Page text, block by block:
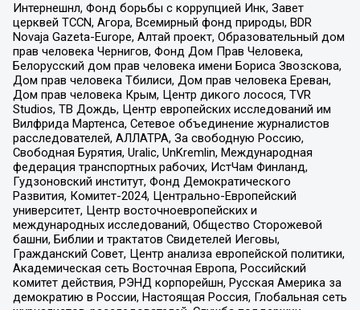
Интернешнл, Фонд борьбы с коррупцией Инк, Завет
церквей TCCN, Агора, Всемирный фонд природы, BDR
Novaja Gazeta-Europe, Алтай проект, Образовательный дом
прав человека Чернигов, Фонд Дом Прав Человека,
Белорусский дом прав человека имени Бориса Звозскова,
Дом прав человека Тбилиси, Дом прав человека Ереван,
Дом прав человека Крым, Центр дикого лосося, TVR
Studios, ТВ Дождь, Центр европейских исследований им
Вилфрида Мартенса, Сетевое объединение журналистов
расследователей, АЛЛАТРА, За свободную Россию,
Свободная Бурятия, Uralic, UnKremlin, Международная
федерация транспортных рабочих, ИстЧам Финланд,
Гудзоновский институт, Фонд Демократического
Развития, Комитет-2024, Центрально-Европейский
университет, Центр восточноевропейских и
международных исследований, Общество Сторожевой
башни, Библии и трактатов Свидетелей Иеговы,
Гражданский Совет, Центр анализа европейской политики,
Академическая сеть Восточная Европа, Российский
комитет действия, РЭНД корпорейшн, Русская Америка за
демократию в России, Настоящая Россия, Глобальная сеть